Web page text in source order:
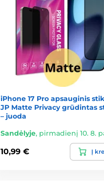
iPhone 17 Pro apsauginis
JP Matte Privacy grūdintas
– juoda
Sandėlyje, pirmadienį 10. 8.
10,99 € Į